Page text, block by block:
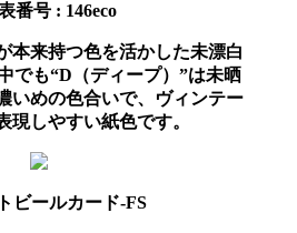
番号 : 146eco
本来持つ色を活かした未漂白
でも“D（ディープ）”は未晒
いめの色合いで、ヴィンテー
現しやすい紙色です。
ビールカード-FS